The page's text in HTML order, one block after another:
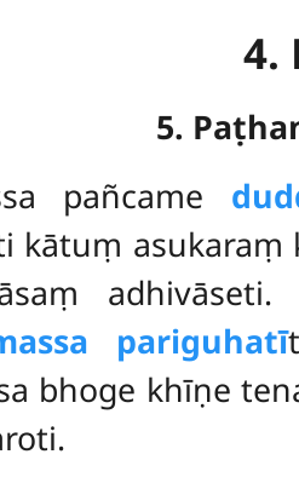
4.
5.
pañcame
kātuṃ asukaraṃ
adhivāseti.
pariguhatī
bhoge khīṇe